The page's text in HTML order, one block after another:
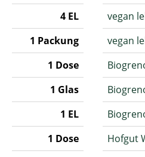
4 EL
vegan
1 Packung
vegan
1 Dose
1 Glas
1 EL
1 Dose
Hofgut